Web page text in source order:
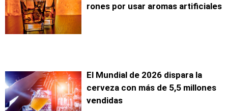
rones por usar aromas artificiales
El Mundial de 2026 dispara la
cerveza con más de 5,5 millones
vendidas